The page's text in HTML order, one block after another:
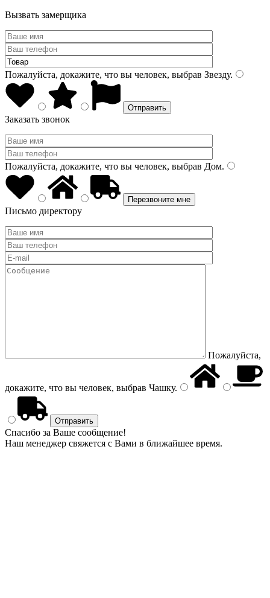
Вызвать замерщика
Пожалуйста, докажите, что вы человек, выбрав Звезду.
Заказать звонок
Пожалуйста, докажите, что вы человек, выбрав Дом.
Письмо директору
Пожалуйста,
докажите, что вы человек, выбрав Чашку.
Спасибо за Ваше сообщение!
Наш менеджер свяжется с Вами в ближайшее время.